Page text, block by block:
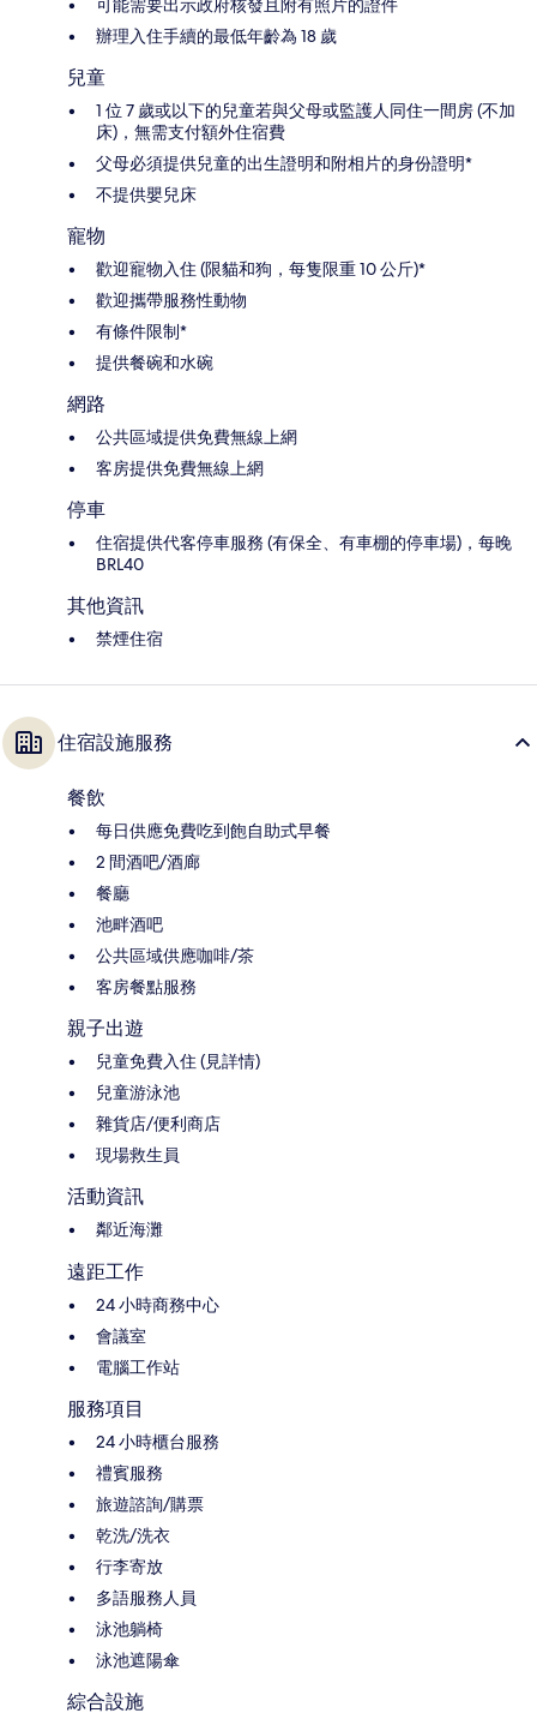
可能需要出示政府核發且附有照片的證件
辦理入住手續的最低年齡為 18 歲
兒童
1 位 7 歲或以下的兒童若與父母或監護人同住一間房 (不加
床)，無需支付額外住宿費
父母必須提供兒童的出生證明和附相片的身份證明*
不提供嬰兒床
寵物
歡迎寵物入住 (限貓和狗，每隻限重 10 公斤)*
歡迎攜帶服務性動物
有條件限制*
提供餐碗和水碗
網路
公共區域提供免費無線上網
客房提供免費無線上網
停車
住宿提供代客停車服務 (有保全、有車棚的停車場)，每晚
BRL40
其他資訊
禁煙住宿
住宿設施服務
餐飲
每日供應免費吃到飽自助式早餐
2 間酒吧/酒廊
餐廳
池畔酒吧
公共區域供應咖啡/茶
客房餐點服務
親子出遊
兒童免費入住 (見詳情)
兒童游泳池
雜貨店/便利商店
現場救生員
活動資訊
鄰近海灘
遠距工作
24 小時商務中心
會議室
電腦工作站
服務項目
24 小時櫃台服務
禮賓服務
旅遊諮詢/購票
乾洗/洗衣
行李寄放
多語服務人員
泳池躺椅
泳池遮陽傘
綜合設施